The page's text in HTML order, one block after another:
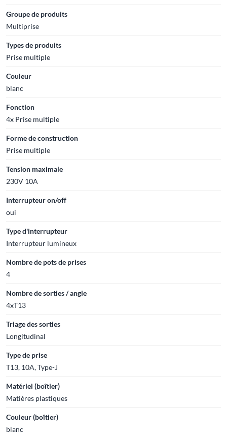
Groupe de produits
Multiprise
Types de produits
Prise multiple
Couleur
blanc
Fonction
4x Prise multiple
Forme de construction
Prise multiple
Tension maximale
230V 10A
Interrupteur on/off
oui
Type d'interrupteur
Interrupteur lumineux
Nombre de pots de prises
4
Nombre de sorties / angle
4xT13
Triage des sorties
Longitudinal
Type de prise
T13, 10A, Type-J
Matériel (boîtier)
Matières plastiques
Couleur (boîtier)
blanc